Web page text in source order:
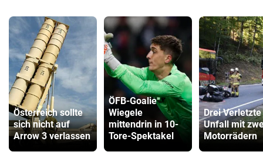
Österreich sollte
sich nicht auf
Arrow 3 verlassen
ÖFB-Goalie
Wiegele
mittendrin in 10-
Tore-Spektakel
Drei
Unfall mit
Motorrädern